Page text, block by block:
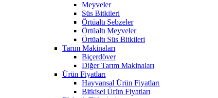
Meyveler
Süs Bitkileri
Örtüaltı Sebzeler
Örtüaltı Meyveler
Örtüaltı Süs Bitkileri
Tarım Makinaları
Biçerdöver
Diğer Tarım Makinaları
Ürün Fiyatları
Hayvansal Ürün Fiyatları
Bitkisel Ürün Fiyatları